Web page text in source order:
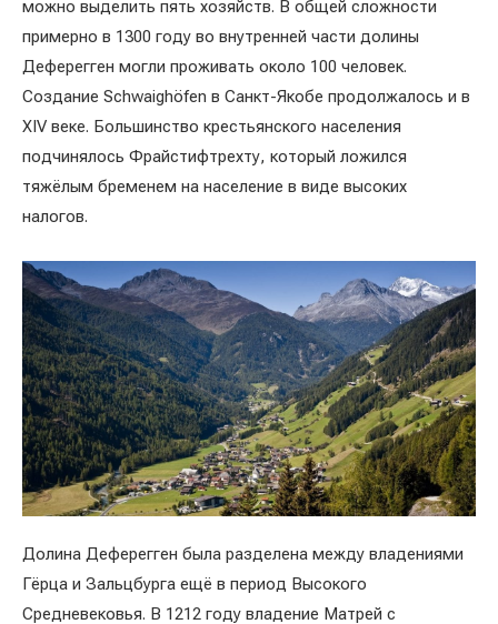
можно выделить пять хозяйств. В общей сложности
примерно в 1300 году во внутренней части долины
Деферегген могли проживать около 100 человек.
Создание Schwaighöfen в Санкт-Якобе продолжалось и в
XIV веке. Большинство крестьянского населения
подчинялось Фрайстифтрехту, который ложился
тяжёлым бременем на население в виде высоких
налогов.
Долина Деферегген была разделена между владениями
Гёрца и Зальцбурга ещё в период Высокого
Средневековья. В 1212 году владение Матрей с